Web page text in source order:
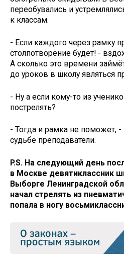
переобувались и
к классам.
- Если каждого через рамку
столпотворение будет! -
А сколько это времени
до уроков в школу являться
- Ну а если кому-то из
пострелять?
- Тогда и рамка не поможет,
судьбе преподаватели.
P.S. На следующий день
в Москве девятиклассник
Выборге Ленинградской
начал стрелять из
попала в ногу